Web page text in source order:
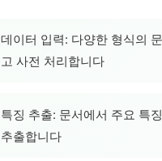
데이터 입력: 다양한 형식의
고 사전 처리합니다
특징 추출: 문서에서 주요 특
추출합니다